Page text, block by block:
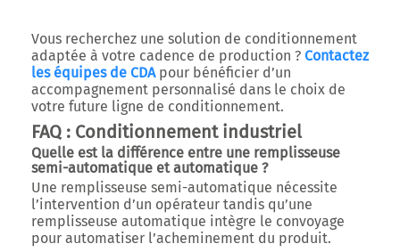
Vous recherchez une solution de conditionnement
adaptée à votre cadence de production ? Contactez
les équipes de CDApour bénéficier d’un
accompagnement personnalisé dans le choix de
votre future ligne de conditionnement.
FAQ : Conditionnement industriel
Quelle est la différence entre une remplisseuse
semi-automatique et automatique ?
Une remplisseuse semi-automatique nécessite
l’intervention d’un opérateur tandis qu’une
remplisseuse automatique intègre le convoyage
pour automatiser l’acheminement du produit.